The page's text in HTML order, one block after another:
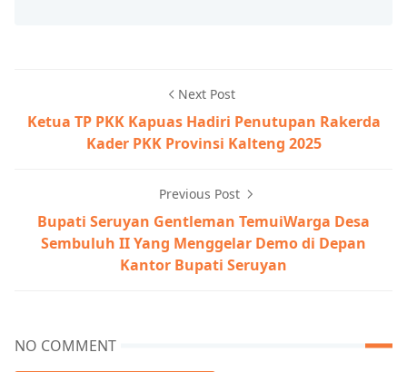
Next Post
Ketua TP PKK Kapuas Hadiri Penutupan Rakerda
Kader PKK Provinsi Kalteng 2025
Previous Post
Bupati Seruyan Gentleman TemuiWarga Desa
Sembuluh II Yang Menggelar Demo di Depan
Kantor Bupati Seruyan
NO COMMENT